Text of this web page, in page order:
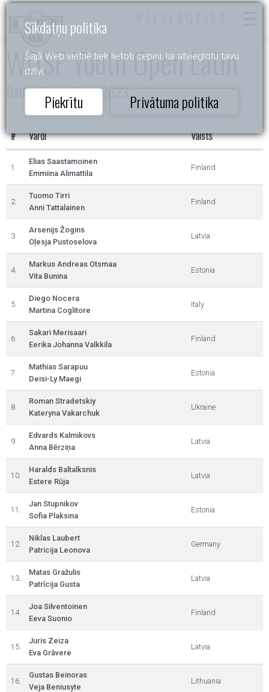
Sīkdatņu politika
Šajā Web vietnē tiek lietoti cepiņi, lai atvieglotu tavu
dzīvi.
Piekrītu Privātuma politika
WDSF Youth Open Latin
Baltic Rising Stars 2023
# Vārdi Valsts
1.
Elias Saastamoinen
Emmiina Alimattila
Finland
2.
Tuomo Tirri
Anni Tattalainen
Finland
3.
Arsenijs Žogins
Oļesja Pustoselova
Latvia
4.
Markus Andreas Otsmaa
Vita Bunina
Estonia
5.
Diego Nocera
Martina Coglitore
Italy
6.
Sakari Merisaari
Eerika Johanna Valkkila
Finland
7.
Mathias Sarapuu
Deisi-Ly Maegi
Estonia
8.
Roman Stradetskiy
Kateryna Vakarchuk
Ukraine
9.
Edvards Kalmikovs
Anna Bērziņa
Latvia
10.
Haralds Baltalksnis
Estere Rūja
Latvia
11.
Jan Stupnikov
Sofia Plaksina
Estonia
12.
Niklas Laubert
Patricija Leonova
Germany
13.
Matas Gražulis
Patrīcija Gusta
Latvia
14.
Joa Silventoinen
Eeva Suonio
Finland
15.
Juris Zeiza
Eva Grāvere
Latvia
16.
Gustas Beinoras
Veja Beniusyte
Lithuania